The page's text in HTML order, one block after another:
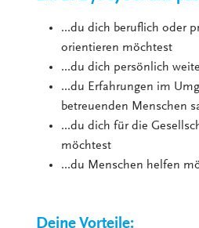
...du dich beruflich oder
orientieren möchtest
...du dich persönlich
...du Erfahrungen im
betreuenden Menschen
...du dich für die
möchtest
...du Menschen helfen